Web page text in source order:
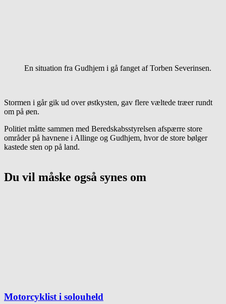
En situation fra Gudhjem i gå fanget af Torben Severinsen.
Stormen i går gik ud over østkysten, gav flere væltede træer rundt
om på øen.
Politiet måtte sammen med Beredskabsstyrelsen afspærre store
områder på havnene i Allinge og Gudhjem, hvor de store bølger
kastede sten op på land.
Du vil måske også synes om
Motorcyklist i solouheld